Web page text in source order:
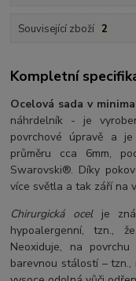
Související zboží 2
Kompletní
Ocelová sada v
náhrdelník - je
povrchové úpravě a
průměru cca 6mm,
Swarovski®. Díky
více světla a tak září na
Chirurgická ocelje
hypoalergenní, tzn.,
Neoxiduje, na
barevnou stálostí – tzn.,